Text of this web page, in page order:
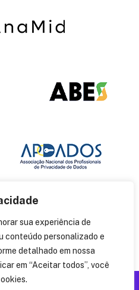
sua experiência de
conteúdo personalizado e
detalhado em nossa
em “Aceitar todos”, você